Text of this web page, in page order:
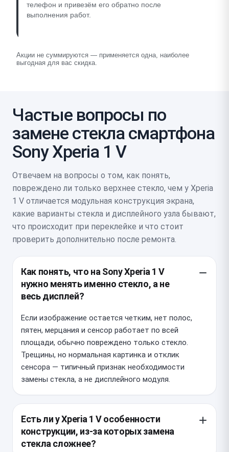
телефон и привезём его обратно после
выполнения работ.
Акции не суммируются — применяется одна, наиболее
выгодная для вас скидка.
Частые вопросы по
замене стекла смартфона
Sony Xperia 1 V
Отвечаем на вопросы о том, как понять,
повреждено ли только верхнее стекло, чем у Xperia
1 V отличается модульная конструкция экрана,
какие варианты стекла и дисплейного узла бывают,
что происходит при переклейке и что стоит
проверить дополнительно после ремонта.
Как понять, что на Sony Xperia 1 V
нужно менять именно стекло, а не
весь дисплей?
Если изображение остается четким, нет полос,
пятен, мерцания и сенсор работает по всей
площади, обычно повреждено только стекло.
Трещины, но нормальная картинка и отклик
сенсора — типичный признак необходимости
замены стекла, а не дисплейного модуля.
Есть ли у Xperia 1 V особенности
конструкции, из-за которых замена
стекла сложнее?